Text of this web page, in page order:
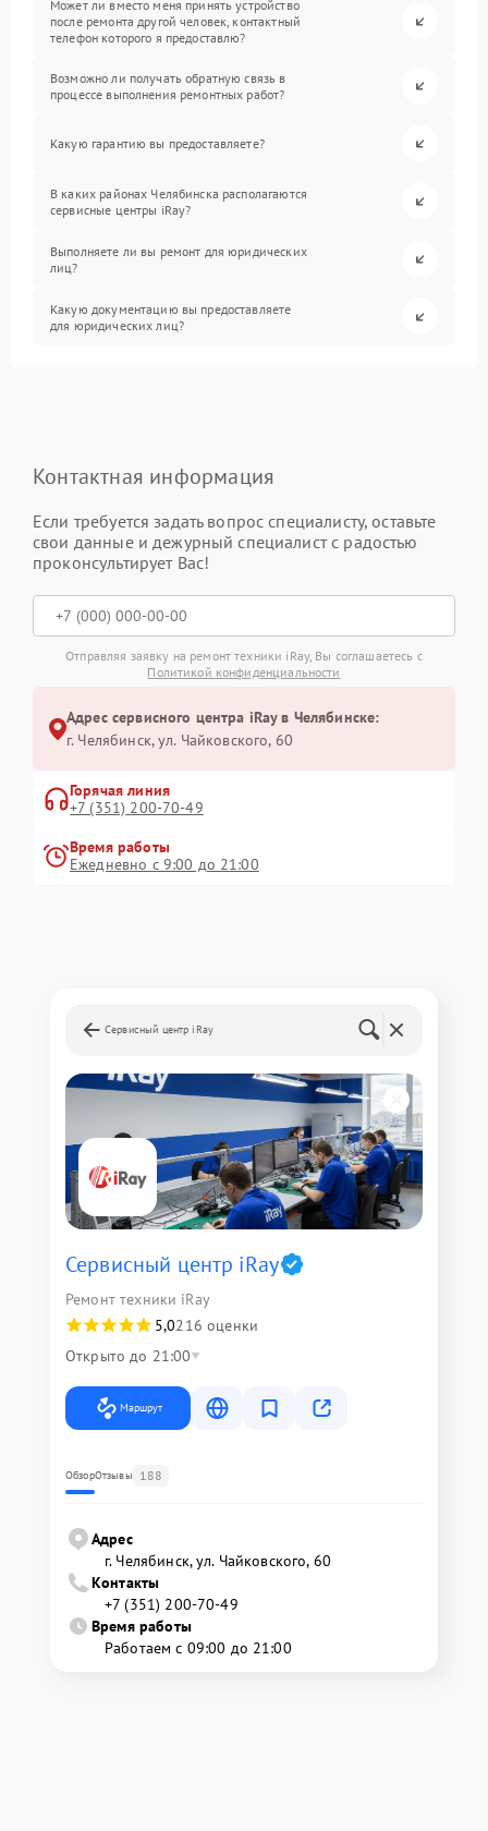
Может ли вместо меня принять устройство
после ремонта другой человек, контактный
телефон которого я предоставлю?
Возможно ли получать обратную связь в
процессе выполнения ремонтных работ?
Какую гарантию вы предоставляете?
В каких районах Челябинска располагаются
сервисные центры iRay?
Выполняете ли вы ремонт для юридических
лиц?
Какую документацию вы предоставляете
для юридических лиц?
Контактная информация
Если требуется задать вопрос специалисту, оставьте
свои данные и дежурный специалист с радостью
проконсультирует Вас!
Отправляя заявку на ремонт техники iRay, Вы соглашаетесь с
Политикой конфиденциальности
Адрес сервисного центра iRay в Челябинске:
г. Челябинск, ул. Чайковского, 60
Горячая линия
+7 (351) 200-70-49
Время работы
Ежедневно с 9:00 до 21:00
Сервисный центр iRay
Сервисный центр iRay
Ремонт техники iRay
5,0216 оценки
Открыто до 21:00
Маршрут
ОбзорОтзывы 188
Адрес
г. Челябинск, ул. Чайковского, 60
Контакты
+7 (351) 200-70-49
Время работы
Работаем с 09:00 до 21:00